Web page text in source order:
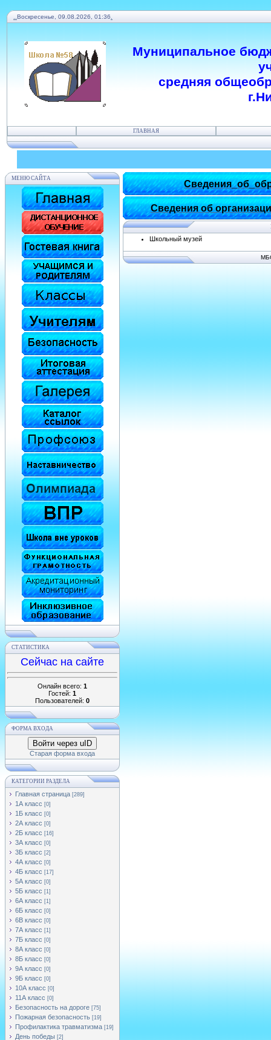
Воскресенье, 09.08.2026, 01:36
Муниципальное
средняя
ГЛАВНАЯ
МЕНЮ САЙТА
СТАТИСТИКА
Сейчас на сайте
Онлайн всего: 1
Гостей: 1
Пользователей: 0
ФОРМА ВХОДА
Войти через uID
Старая форма входа
КАТЕГОРИИ РАЗДЕЛА
Главная страница [289]
1А класс [0]
1Б класс [0]
2А класс [0]
2Б класс [16]
3А класс [0]
3Б класс [2]
4А класс [0]
4Б класс [17]
5А класс [0]
5Б класс [1]
6А класс [1]
6Б класс [0]
6В класс [0]
7А класс [1]
7Б класс [0]
8А класс [0]
8Б класс [0]
9А класс [0]
9Б класс [0]
10А класс [0]
11А класс [0]
Безопасность на дороге [75]
Пожарная безопасность [19]
Профилактика травматизма [19]
День победы [2]
Сведения об
Школьный музей